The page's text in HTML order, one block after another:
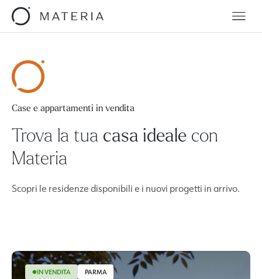
Case e appartamenti in vendita
Trova la tua casa idealecon
Materia
Scopri le residenze disponibili e i nuovi progetti in arrivo.
IN VENDITA PARMA